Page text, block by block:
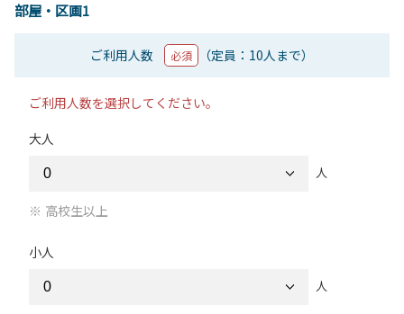
部屋・区画1
ご利用人数 必須 （定員：10人まで）
ご利用人数を選択してください。
大人
人
高校生以上
小人
人